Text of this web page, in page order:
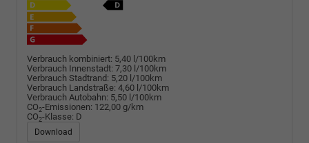
Verbrauch kombiniert: 5,40 l/100km
Verbrauch Innenstadt: 7,30 l/100km
Verbrauch Stadtrand: 5,20 l/100km
Verbrauch Landstraße: 4,60 l/100km
Verbrauch Autobahn: 5,50 l/100km
CO2-Emissionen: 122,00 g/km
CO2-Klasse: D
Download